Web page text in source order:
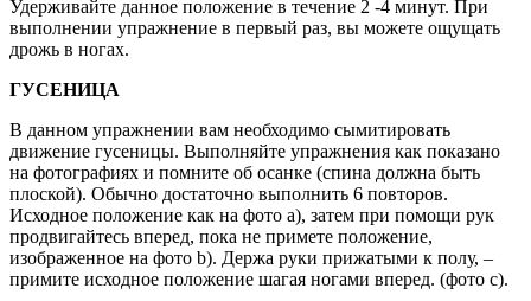
Удерживайте данное положение в течение 2 -4 минут. При
выполнении упражнение в первый раз, вы можете ощущать
дрожь в ногах.
ГУСЕНИЦА
В данном упражнении вам необходимо сымитировать
движение гусеницы. Выполняйте упражнения как показано
на фотографиях и помните об осанке (спина должна быть
плоской). Обычно достаточно выполнить 6 повторов.
Исходное положение как на фото а), затем при помощи рук
продвигайтесь вперед, пока не примете положение,
изображенное на фото b). Держа руки прижатыми к полу, –
примите исходное положение шагая ногами вперед. (фото с).